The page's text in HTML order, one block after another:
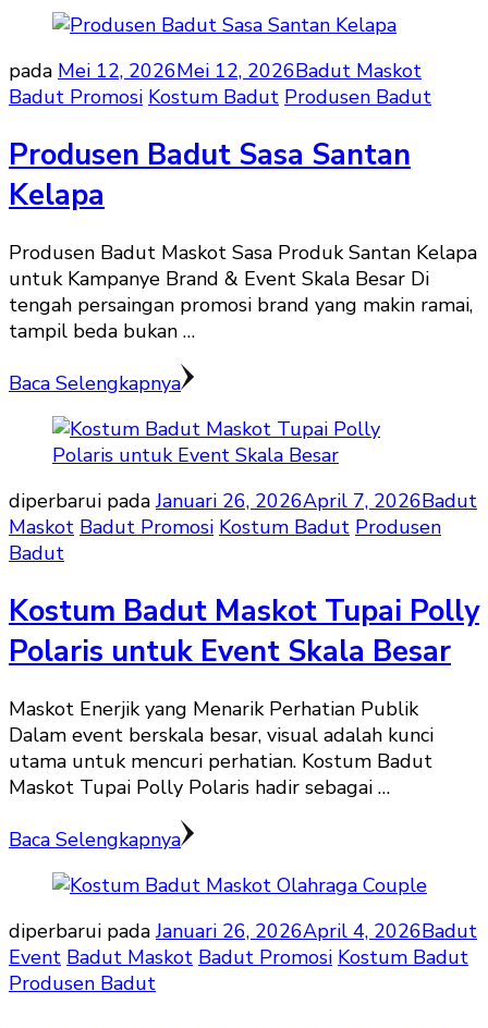
pada Mei 12, 2026Mei 12, 2026Badut Maskot
Badut Promosi Kostum Badut Produsen Badut
Produsen Badut Sasa Santan
Kelapa
Produsen Badut Maskot Sasa Produk Santan Kelapa
untuk Kampanye Brand & Event Skala Besar Di
tengah persaingan promosi brand yang makin ramai,
tampil beda bukan …
Baca Selengkapnya
diperbarui padaJanuari 26, 2026April 7, 2026Badut
Maskot Badut Promosi Kostum Badut Produsen
Badut
Kostum Badut Maskot Tupai Polly
Polaris untuk Event Skala Besar
Maskot Enerjik yang Menarik Perhatian Publik
Dalam event berskala besar, visual adalah kunci
utama untuk mencuri perhatian. Kostum Badut
Maskot Tupai Polly Polaris hadir sebagai …
Baca Selengkapnya
diperbarui padaJanuari 26, 2026April 4, 2026Badut
Event Badut Maskot Badut Promosi Kostum Badut
Produsen Badut